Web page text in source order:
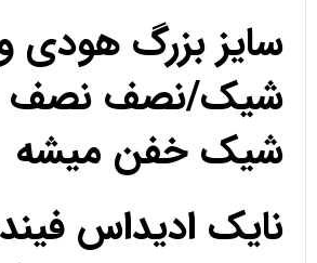
سایز بزرگ هودی
شیک/نصف نصف
شیک خفن میشه
نایک ادیداس